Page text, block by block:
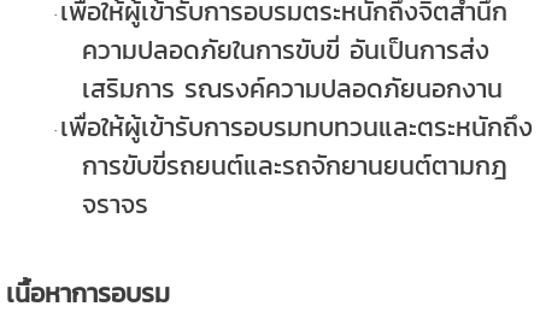
· เพื่อให้ผู้เข้ารับการอบรมตระหนักถึงจิตสำนึก
ความปลอดภัยในการขับขี่ อันเป็นการส่ง
เสริมการ รณรงค์ความปลอดภัยนอกงาน
· เพื่อให้ผู้เข้ารับการอบรมทบทวนและตระหนักถึง
การขับขี่รถยนต์และรถจักยานยนต์ตามกฎ
จราจร
เนื้อหาการอบรม